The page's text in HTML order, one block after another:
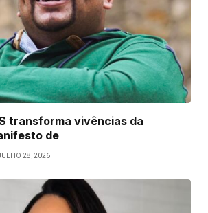
transforma vivências da
de
28, 2026